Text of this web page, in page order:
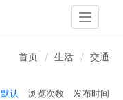
Toggle
首页 生活 交通
默认 浏览次数 发布时间